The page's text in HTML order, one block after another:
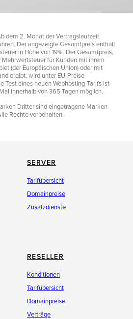
dem 2. Monat der Vertragslaufzeit
Der angezeigte Gesamtpreis enthält
in Höhe von 19%. Der Gesamtpreis,
für Kunden mit ihrem
(der Europäischen Union) oder mit
ergibt, wird unter EU-Preise
Test eines neuen Webhosting-Tarifs ist
innerhalb von 365 Tagen möglich.
Dritter sind eingetragene Marken
Rechte vorbehalten.
SERVER
Tarifübersicht
Domainpreise
Zusatzdienste
RESELLER
Konditionen
Tarifübersicht
Domainpreise
Verträge